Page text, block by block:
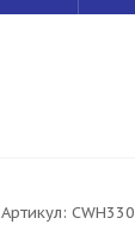
Артикул: CWH330